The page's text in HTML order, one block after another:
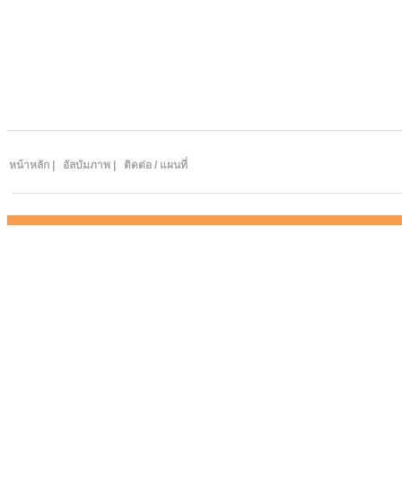
หน้าหลัก อัลบัมภาพ | ติดต่อ / แผนที่